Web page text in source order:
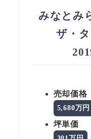
みなとみ
ザ・
売却価格
5,680万円
坪単価